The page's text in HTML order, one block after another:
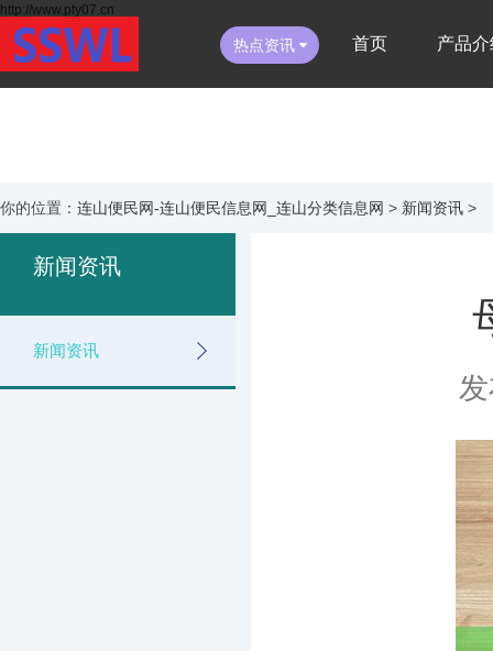
http://www.pty07.cn
热点资讯 首页 产品
你的位置： 连山便民网-连山便民信息网_连山分类信息网 > 新闻资讯 >
新闻资讯
新闻资讯